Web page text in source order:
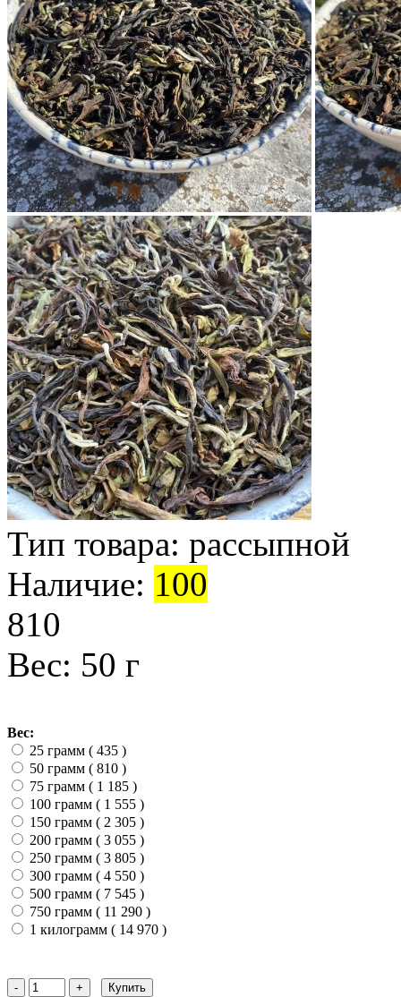
Тип товара: рассыпной
Наличие: 100
810
Вес: 50 г
Вес:
25 грамм ( 435 )
50 грамм ( 810 )
75 грамм ( 1 185 )
100 грамм ( 1 555 )
150 грамм ( 2 305 )
200 грамм ( 3 055 )
250 грамм ( 3 805 )
300 грамм ( 4 550 )
500 грамм ( 7 545 )
750 грамм ( 11 290 )
1 килограмм ( 14 970 )